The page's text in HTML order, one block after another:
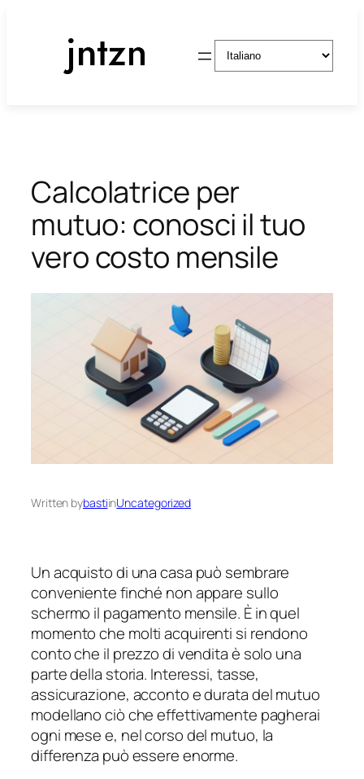
Scegli
una
Calcolatrice per
mutuo: conosci il tuo
vero costo mensile
Written bybastiinUncategorized
Un acquisto di una casa può sembrare
conveniente finché non appare sullo
schermo il pagamento mensile. È in quel
momento che molti acquirenti si rendono
conto che il prezzo di vendita è solo una
parte della storia. Interessi, tasse,
assicurazione, acconto e durata del mutuo
modellano ciò che effettivamente pagherai
ogni mese e, nel corso del mutuo, la
differenza può essere enorme.